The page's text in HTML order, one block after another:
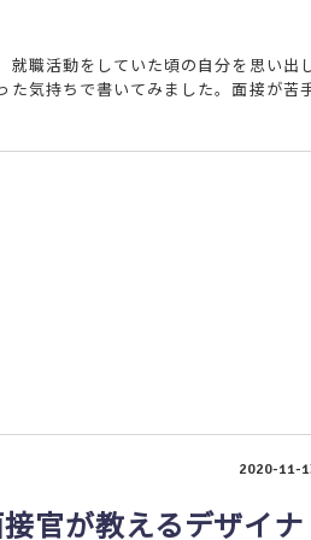
就職活動をしていた頃の自分を思い出
た気持ちで書いてみました。面接が苦
官が教えるデザイナ
2020-11-